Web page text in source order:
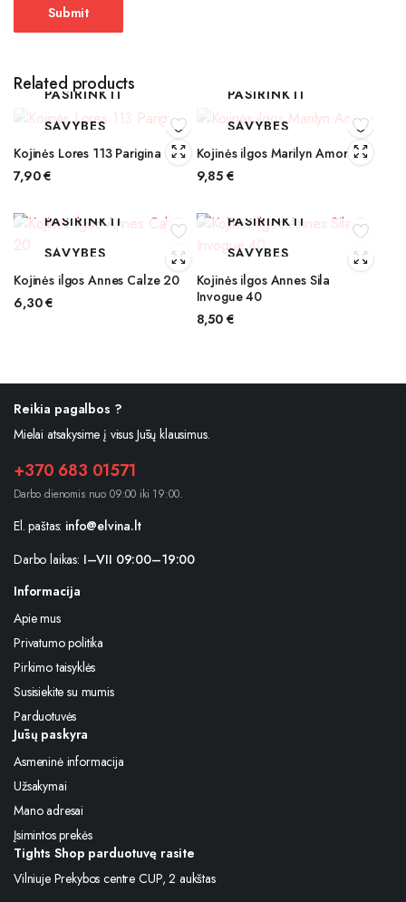
Related products
PASIRINKTI
SAVYBES
Kojinės Lores 113 Parigina
7,90€
PASIRINKTI
SAVYBES
Kojinės ilgos Marilyn Amore
9,85 €
PASIRINKTI
SAVYBES
Kojinės ilgos Annes Calze 20
6,30€
PASIRINKTI
SAVYBES
Kojinės ilgos Annes Sila
Invogue 40
8,50 €
Reikia pagalbos ?
Mielai atsakysime į visus Jūsų klausimus.
+370 683 01571
Darbo dienomis nuo 09:00 iki 19:00.
El. paštas: info@elvina.lt
Darbo laikas: I–VII 09:00–19:00
Informacija
Apie mus
Privatumo politika
Pirkimo taisyklės
Susisiekite su mumis
Parduotuvės
Jūsų paskyra
Asmeninė informacija
Užsakymai
Mano adresai
Įsimintos prekės
Tights Shop parduotuvę rasite
Vilniuje Prekybos centre CUP, 2 aukštas